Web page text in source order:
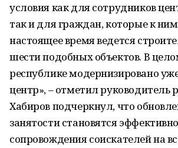
условия как для сотрудников
так и для граждан, которые к
настоящее время ведется
шести подобных объектов. В
республике модернизировано
центр», – отметил руководитель
Хабиров подчеркнул, что
занятости становятся
сопровождения соискателей на